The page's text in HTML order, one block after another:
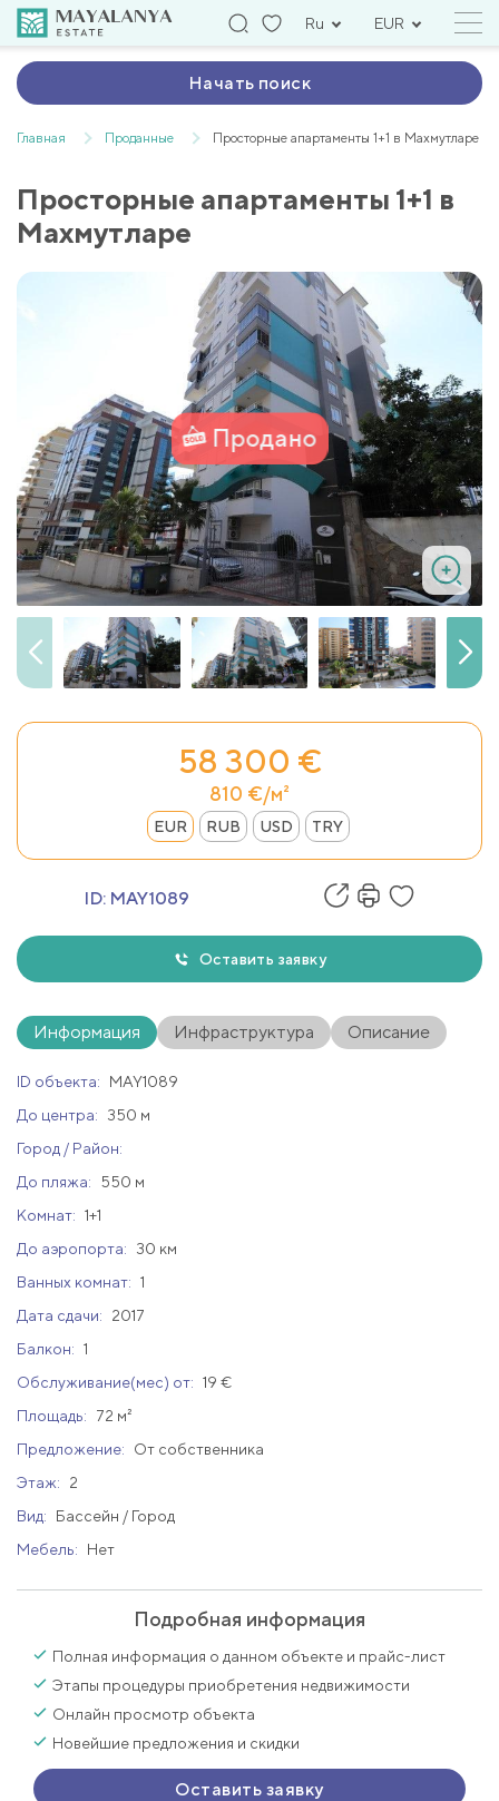
Ru EUR
Начать поиск
Главная Проданные Просторные апартаменты 1+1 в Махмутларе
Просторные апартаменты 1+1 в
Махмутларе
Продано
58 300 €
810 €/м²
EUR RUB USD TRY
ID: MAY1089
Оставить заявку
Информация Инфраструктура Описание
ID объекта:
MAY1089
До центра:
350 м
Город / Район:
До пляжа:
550 м
Комнат: 1+1
До аэропорта:
30 км
Ванных комнат: 1
Дата сдачи:
2017
Балкон: 1
Обслуживание(мес) от: 19 €
Площадь:
72 м²
Предложение:
От собственника
Этаж:
2
Вид:
Бассейн / Город
Мебель:
Нет
Подробная информация
Полная информация о данном объекте и прайс-лист
Этапы процедуры приобретения недвижимости
Онлайн просмотр объекта
Новейшие предложения и скидки
Оставить заявку